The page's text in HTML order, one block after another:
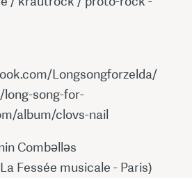
Longsongforzelda/
song-for-
album/clovs-nail
Combǝllǝs
Fessée musicale - Paris)